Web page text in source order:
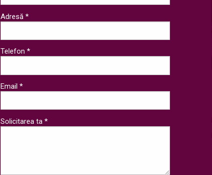
Adresă *
Telefon *
Email *
Solicitarea ta *